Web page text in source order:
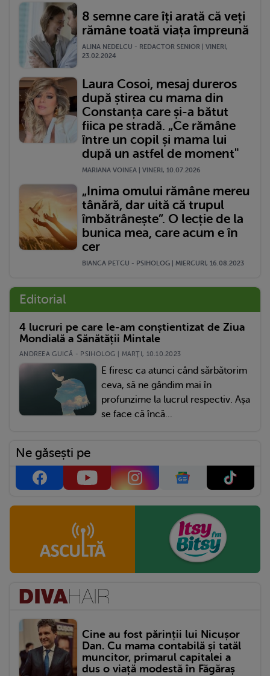
8 semne care îți arată că veți
rămâne toată viața împreună
ALINA NEDELCU - REDACTOR SENIOR | VINERI,
23.02.2024
Laura Cosoi, mesaj dureros
după știrea cu mama din
Constanța care și-a bătut
fiica pe stradă. „Ce rămâne
între un copil și mama lui
după un astfel de moment"
MARIANA VOINEA | VINERI, 10.07.2026
„Inima omului rămâne mereu
tânără, dar uită că trupul
îmbătrânește”. O lecție de la
bunica mea, care acum e în
cer
BIANCA PETCU - PSIHOLOG | MIERCURI, 16.08.2023
Editorial
4 lucruri pe care le-am conștientizat de Ziua
Mondială a Sănătății Mintale
ANDREEA GUICĂ - PSIHOLOG | MARŢI, 10.10.2023
E firesc ca atunci când sărbătorim
ceva, să ne gândim mai în
profunzime la lucrul respectiv. Așa
se face că încă...
Ne găsești pe
Cine au fost părinții lui Nicușor
Dan. Cu mama contabilă și tatăl
muncitor, primarul capitalei a
dus o viață modestă în Făgăraș